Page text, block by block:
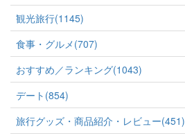
観光旅行(1145)
食事・グルメ(707)
おすすめ／ランキング(1043)
デート(854)
旅行グッズ・商品紹介・レビュー(451)